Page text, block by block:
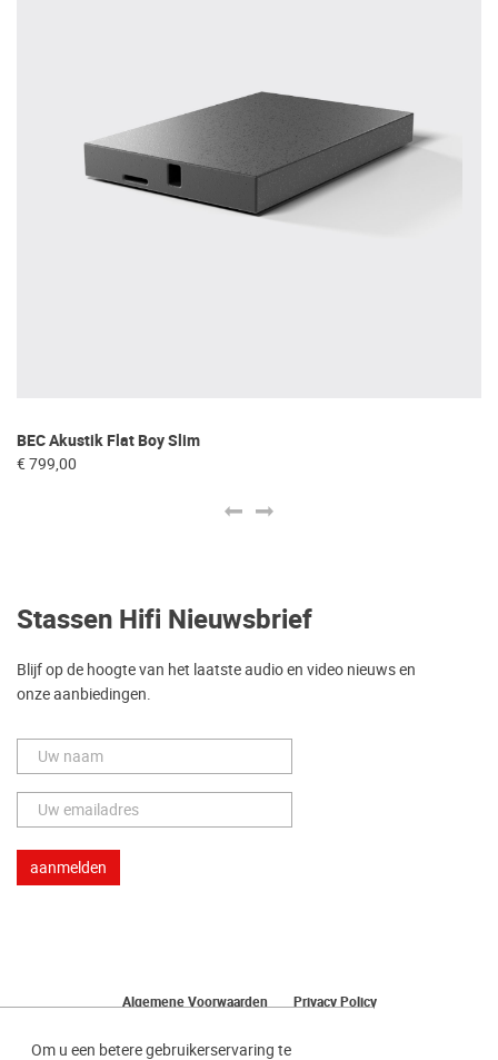
Om u een betere gebruikerservaring te
BEC Akustik Flat Boy Slim
€ 799,00
Stassen Hifi Nieuwsbrief
Blijf op de hoogte van het laatste audio en video nieuws en
onze aanbiedingen.
Algemene Voorwaarden
Privacy Policy